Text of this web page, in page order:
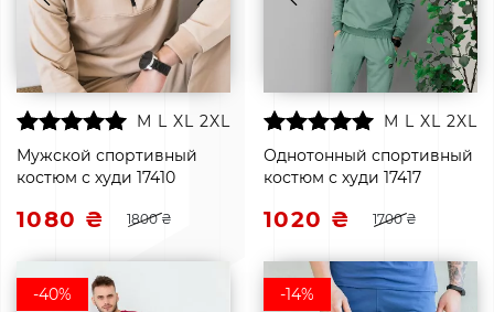
M L XL 2XL
Мужской спортивный
костюм с худи 17410
1080 ₴ 1800 ₴
M L XL 2XL
Однотонный спортивный
костюм с худи 17417
1020 ₴ 1700 ₴
-40% -14%